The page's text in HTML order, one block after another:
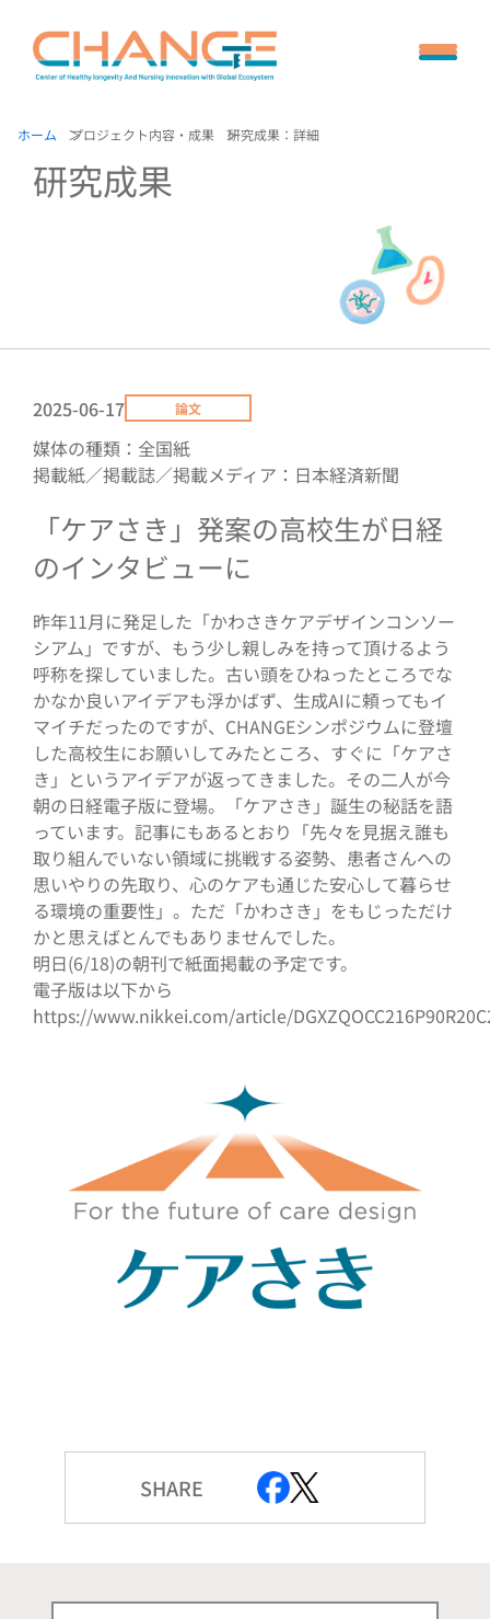
ホーム プロジェクト内容・成果 研究成果：詳細
研究成果
2025-06-17 論文
媒体の種類：全国紙
掲載紙／掲載誌／掲載メディア：日本経済新聞
「ケアさき」発案の高校生が日経
のインタビューに
昨年11月に発足した「かわさきケアデザインコンソー
シアム」ですが、もう少し親しみを持って頂けるよう
呼称を探していました。古い頭をひねったところでな
かなか良いアイデアも浮かばず、生成AIに頼ってもイ
マイチだったのですが、CHANGEシンポジウムに登壇
した高校生にお願いしてみたところ、すぐに「ケアさ
き」というアイデアが返ってきました。その二人が今
朝の日経電子版に登場。「ケアさき」誕生の秘話を語
っています。記事にもあるとおり「先々を見据え誰も
取り組んでいない領域に挑戦する姿勢、患者さんへの
思いやりの先取り、心のケアも通じた安心して暮らせ
る環境の重要性」。ただ「かわさき」をもじっただけ
かと思えばとんでもありませんでした。
明日(6/18)の朝刊で紙面掲載の予定です。
電子版は以下から
https://www.nikkei.com/article/
SHARE